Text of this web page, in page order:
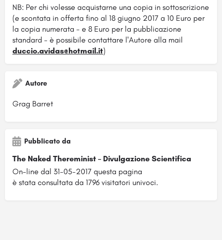
NB: Per chi volesse acquistarne una copia in sottoscrizione
(e scontata in offerta fino al 18 giugno 2017 a 10 Euro per
la copia numerata - e 8 Euro per la pubblicazione
standard - è possibile contattare l'Autore alla mail
duccio.avidas@hotmail.it)
Autore
Grag Barret
Pubblicato da
The Naked Thereminist – Divulgazione Scientifica
On-line dal 31-05-2017 questa pagina
è stata consultata da 1796 visitatori univoci.